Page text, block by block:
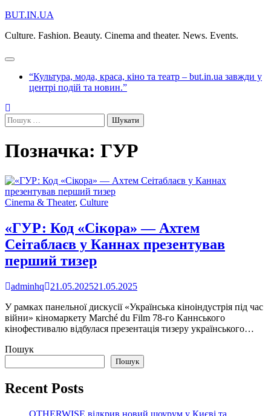
Перейти
вмісту
BUT.IN.UA
Culture. Fashion. Beauty. Cinema and theater. News. Events.
“Культура, мода, краса, кіно та театр – but.in.ua завжди у
центрі подій та новин.”
Пошук:
Позначка: ГУР
Cinema & Theater, Culture
«ГУР: Код «Сікора» — Ахтем
Сеітаблаєв у Каннах презентував
перший тизер
adminhq 21.05.202521.05.2025
У рамках панельної дискусії «Українська кіноіндустрія під час
війни» кіномаркету Marché du Film 78-го Каннського
кінофестивалю відбулася презентація тизеру українського…
Пошук
Пошук
Recent Posts
OTHERWISE відкрив новий шоурум у Києві та